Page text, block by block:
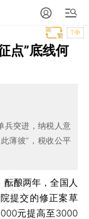
T中
点”底线何
兵突进，纳税人意
薄彼”，税收公平
酝酿两年，全国人
提交的修正案草
元提高至3000